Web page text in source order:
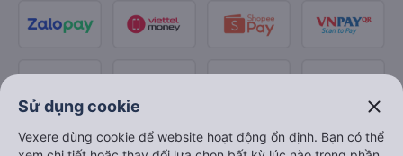
Sử dụng cookie close
Vexere dùng cookie để website hoạt động ổn định. Bạn có thể